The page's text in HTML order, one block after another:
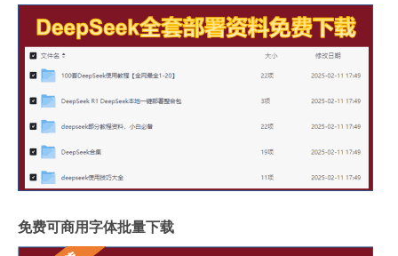
免费可商用字体批量下载